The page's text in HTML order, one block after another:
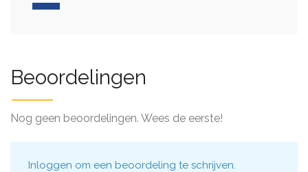
Beoordelingen
Nog geen beoordelingen. Wees de eerste!
Inloggen om een beoordeling te schrijven.